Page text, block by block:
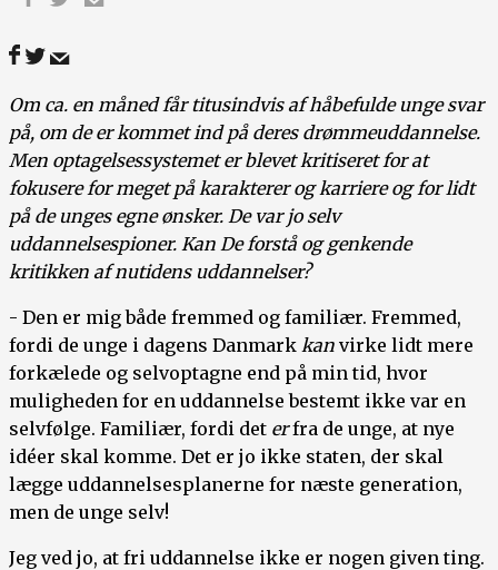
Om ca. en måned får titusindvis af håbefulde unge svar
på, om de er kommet ind på deres drømmeuddannelse.
Men optagelsessystemet er blevet kritiseret for at
fokusere for meget på karakterer og karriere og for lidt
på de unges egne ønsker. De var jo selv
uddannelsespioner. Kan De forstå og genkende
kritikken af nutidens uddannelser?
- Den er mig både fremmed og familiær. Fremmed,
fordi de unge i dagens Danmark kan virke lidt mere
forkælede og selvoptagne end på min tid, hvor
muligheden for en uddannelse bestemt ikke var en
selvfølge. Familiær, fordi det erfra de unge, at nye
idéer skal komme. Det er jo ikke staten, der skal
lægge uddannelsesplanerne for næste generation,
men de unge selv!
Jeg ved jo, at fri uddannelse ikke er nogen given ting.